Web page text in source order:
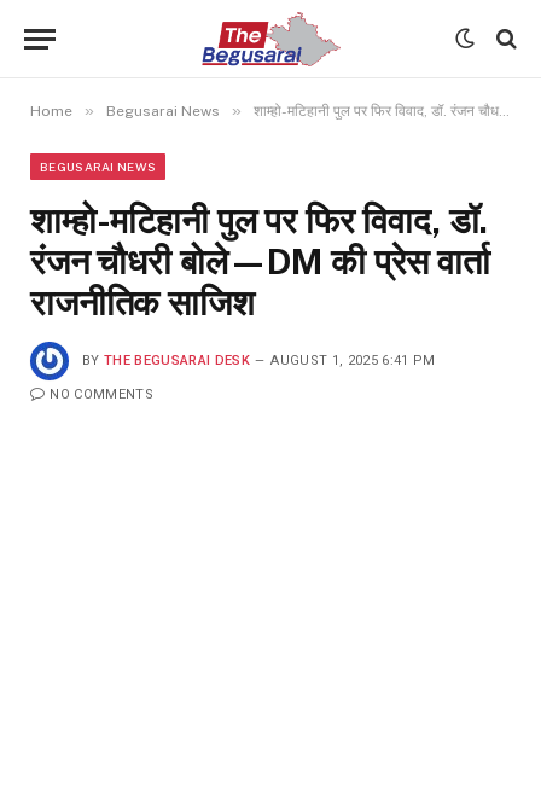
Home » Begusarai News » शाम्हो-मटिहानी पुल पर फिर विवाद, डॉ. रंजन चौधरी बोले—DM की प्रेस वार्ता राजनीतिक साजिश
BEGUSARAI NEWS
शाम्हो-मटिहानी पुल पर फिर विवाद, डॉ.
रंजन चौधरी बोले—DM की प्रेस वार्ता
राजनीतिक साजिश
BY THE BEGUSARAI DESK AUGUST 1, 2025 6:41 PM
NO COMMENTS